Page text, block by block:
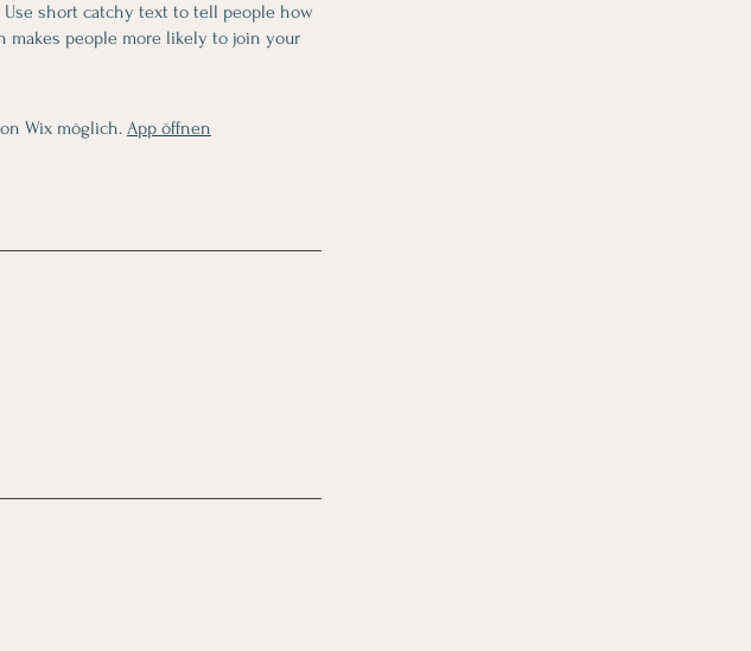
short catchy text to tell people how
makes people more likely to join your
Wix möglich. App öffnen